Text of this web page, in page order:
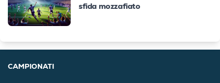
sfida mozzafiato
CAMPIONATI